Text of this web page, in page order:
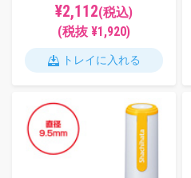
¥2,112(税込)
(税抜 ¥1,920)
トレイに入れる